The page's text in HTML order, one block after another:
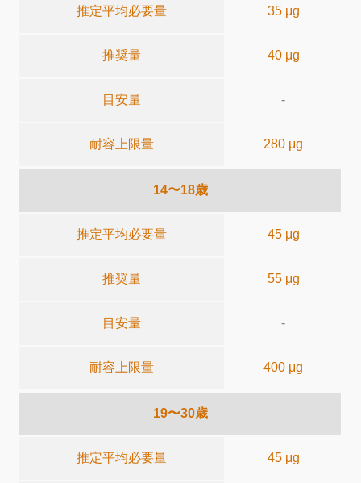
推定平均必要量 35 μg
推奨量 40 μg
目安量 -
耐容上限量 280 μg
14〜18歳
推定平均必要量 45 μg
推奨量 55 μg
目安量 -
耐容上限量 400 μg
19〜30歳
推定平均必要量 45 μg